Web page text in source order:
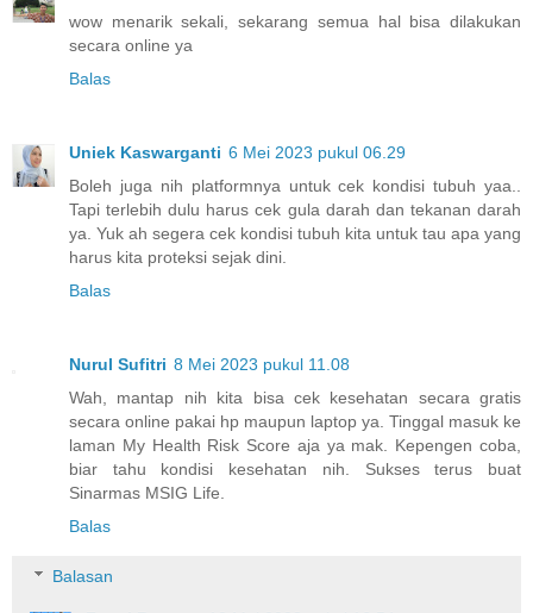
wow menarik sekali, sekarang semua hal bisa dilakukan
secara online ya
Balas
Uniek Kaswarganti 6 Mei 2023 pukul 06.29
Boleh juga nih platformnya untuk cek kondisi tubuh yaa..
Tapi terlebih dulu harus cek gula darah dan tekanan darah
ya. Yuk ah segera cek kondisi tubuh kita untuk tau apa yang
harus kita proteksi sejak dini.
Balas
Nurul Sufitri 8 Mei 2023 pukul 11.08
Wah, mantap nih kita bisa cek kesehatan secara gratis
secara online pakai hp maupun laptop ya. Tinggal masuk ke
laman My Health Risk Score aja ya mak. Kepengen coba,
biar tahu kondisi kesehatan nih. Sukses terus buat
Sinarmas MSIG Life.
Balas
Balasan